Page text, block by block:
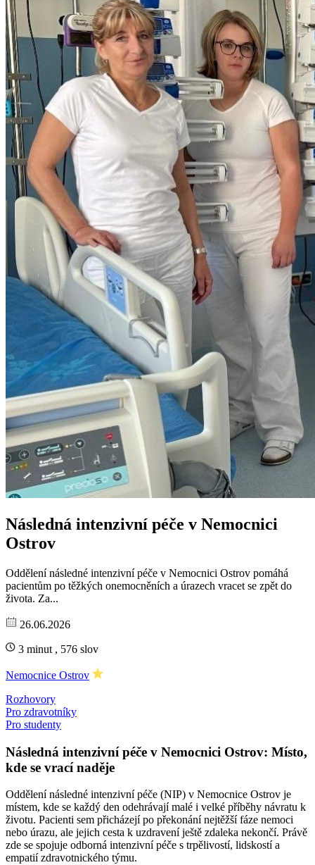
Následná intenzivní péče v Nemocnici
Ostrov
Oddělení následné intenzivní péče v Nemocnici Ostrov pomáhá
pacientům po těžkých onemocněních a úrazech vracet se zpět do
života. Za...
26.06.2026
3 minut , 576 slov
Nemocnice Ostrov
Rozhovory
Pro zdravotníky
Pro studenty
Následná intenzivní péče v Nemocnici Ostrov: Místo,
kde se vrací naděje
Oddělení následné intenzivní péče (NIP) v Nemocnice Ostrov je
místem, kde se každý den odehrávají malé i velké příběhy návratu k
životu. Pacienti sem přicházejí po překonání nejtěžší fáze nemoci
nebo úrazu, ale jejich cesta k uzdravení ještě zdaleka nekončí. Právě
zde se spojuje odborná intenzivní péče s trpělivostí, lidskostí a
empatií zdravotnického týmu.